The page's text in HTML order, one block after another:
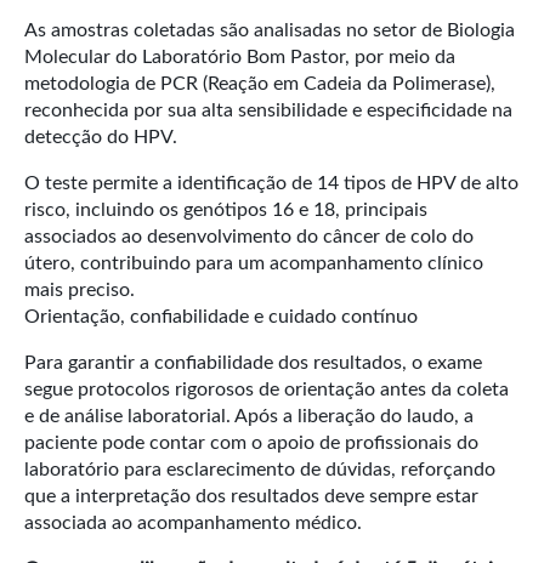
As amostras coletadas são analisadas no setor de Biologia
Molecular do Laboratório Bom Pastor, por meio da
metodologia de PCR (Reação em Cadeia da Polimerase),
reconhecida por sua alta sensibilidade e especificidade na
detecção do HPV.
O teste permite a identificação de 14 tipos de HPV de alto
risco, incluindo os genótipos 16 e 18, principais
associados ao desenvolvimento do câncer de colo do
útero, contribuindo para um acompanhamento clínico
mais preciso.
Orientação, confiabilidade e cuidado contínuo
Para garantir a confiabilidade dos resultados, o exame
segue protocolos rigorosos de orientação antes da coleta
e de análise laboratorial. Após a liberação do laudo, a
paciente pode contar com o apoio de profissionais do
laboratório para esclarecimento de dúvidas, reforçando
que a interpretação dos resultados deve sempre estar
associada ao acompanhamento médico.